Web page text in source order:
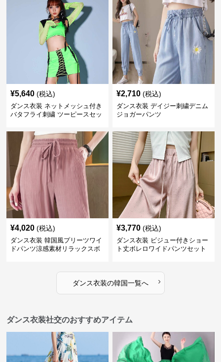
¥5,640 (税込)
ダンス衣装 ネットメッシュ付き
バタフライ刺繍 ツーピースセッ
¥2,710 (税込)
ダンス衣装 デイジー刺繍デニム
ジョガーパンツ
¥4,020 (税込)
ダンス衣装 韓国風プリーツワイ
ドパンツ涼感素材リラックスボ
¥3,770 (税込)
ダンス衣装 ビジュー付きショー
ト丈ボレロワイドパンツセット
ダンス衣装の韓国一覧へ ›
ダンス衣装社交のおすすめアイテム